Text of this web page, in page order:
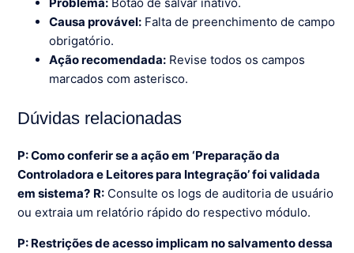
Causa provável: Falta de preenchimento de campo
obrigatório.
Ação recomendada: Revise todos os campos
marcados com asterisco.
Dúvidas relacionadas
P: Como conferir se a ação em ‘Preparação da
Controladora e Leitores para Integração’ foi validada
em sistema? R: Consulte os logs de auditoria de usuário
ou extraia um relatório rápido do respectivo módulo.
P: Restrições de acesso implicam no salvamento dessa